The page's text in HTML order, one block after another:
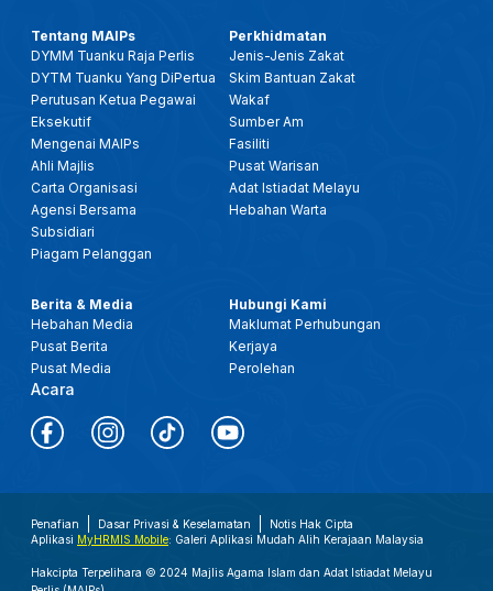
Tentang MAIPs
DYMM Tuanku Raja Perlis
DYTM Tuanku Yang DiPertua
Perutusan Ketua Pegawai
Eksekutif
Mengenai MAIPs
Ahli Majlis
Carta Organisasi
Agensi Bersama
Subsidiari
Piagam Pelanggan
Perkhidmatan
Jenis-Jenis Zakat
Skim Bantuan Zakat
Wakaf
Sumber Am
Fasiliti
Pusat Warisan
Adat Istiadat Melayu
Hebahan Warta
Berita & Media
Hebahan Media
Pusat Berita
Pusat Media
Acara
Hubungi Kami
Maklumat Perhubungan
Kerjaya
Perolehan
Penafian Dasar Privasi & Keselamatan
Notis Hak Cipta
Aplikasi MyHRMIS Mobile: Galeri Aplikasi Mudah Alih Kerajaan Malaysia
Hakcipta Terpelihara © 2024 Majlis Agama Islam dan Adat Istiadat Melayu